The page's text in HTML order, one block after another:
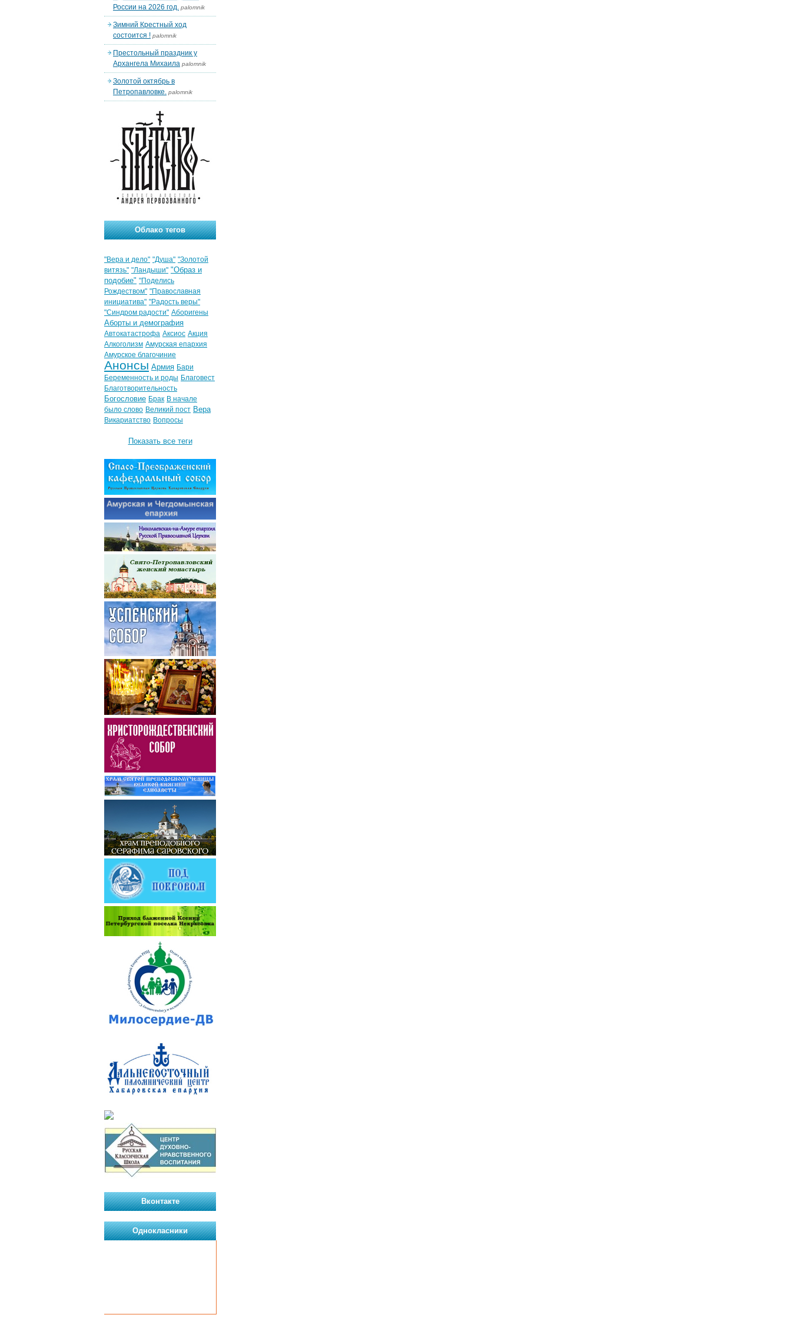
России на 2026 год. palomnik
Зимний Крестный ход
состоится ! palomnik
Престольный праздник у
Архангела Михаила palomnik
Золотой октябрь в
Петропавловке. palomnik
Облако тегов
"Вера и дело" "Душа" "Золотой
витязь" "Ландыши" "Образ и
подобие" "Поделись
Рождеством" "Православная
инициатива" "Радость веры"
"Синдром радости" Аборигены
Аборты и демография
Автокатастрофа Аксиос Акция
Алкоголизм Амурская епархия
Амурское благочиние
Анонсы Армия Бари
Беременность и роды Благовест
Благотворительность
Богословие Брак В начале
было слово Великий пост Вера
Викариатство Вопросы
Показать все теги
Вконтакте
Однокласники